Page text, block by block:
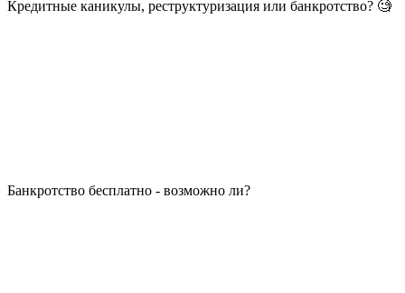
Кредитные каникулы, реструктуризация или банкротство? 🧐
Банкротство бесплатно - возможно ли?